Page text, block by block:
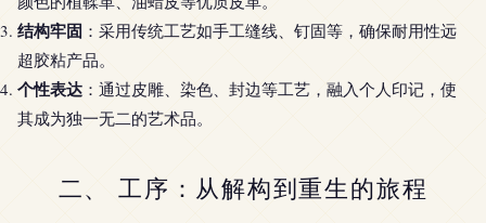
结构牢固 ：采用传统工艺如手工缝线、钉固等，确保耐用性远
超胶粘产品。
个性表达 ：通过皮雕、染色、封边等工艺，融入个人印记，使
其成为独一无二的艺术品。
二、 工序：从解构到重生的旅程